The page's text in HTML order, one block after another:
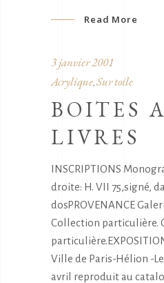
Read More
3 janvier 2001
Acrylique Sur toile
BOITES A
LIVRES
INSCRIPTIONS
droite: H. VII 75,signé,
dosPROVENANCE
Collection particulière.
Ville de Paris-Hélion -
avril reproduit au